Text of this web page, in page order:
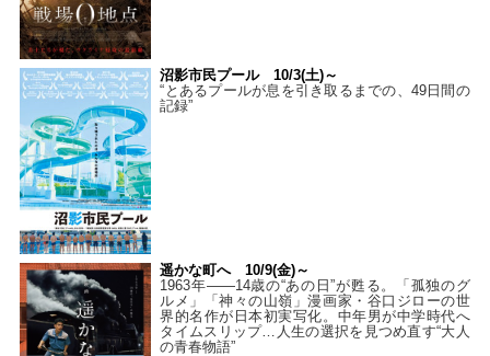
沼影市民プール 10/3(土)～
“とあるプールが息を引き取るまでの、49日間の
記録”
遥かな町へ 10/9(金)～
1963年――14歳の“あの日”が甦る。「孤独のグ
ルメ」「神々の山嶺」漫画家・谷口ジローの世
界的名作が日本初実写化。中年男が中学時代へ
タイムスリップ…人生の選択を見つめ直す“大人
の青春物語”